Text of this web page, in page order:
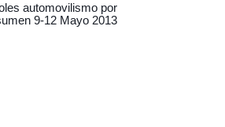
automovilismo por
9-12 Mayo 2013